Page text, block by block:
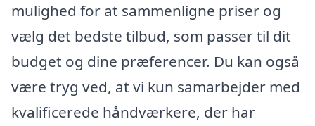
mulighed for at sammenligne priser og
vælg det bedste tilbud, som passer til dit
budget og dine præferencer. Du kan også
være tryg ved, at vi kun samarbejder med
kvalificerede håndværkere, der har